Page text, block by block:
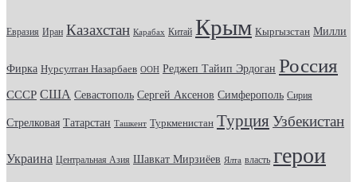
Евразия Иран Казахстан Карабах Китай Крым Кыргызстан Милли
Фирка Нурсултан Назарбаев ООН Реджеп Тайип Эрдоган Россия
СССР США Севастополь Сергей Аксенов Симферополь Сирия
Стрелковая Татарстан Ташкент Туркменистан Турция Узбекистан
Украина Центральная Азия Шавкат Мирзиёев Ялта власть герои